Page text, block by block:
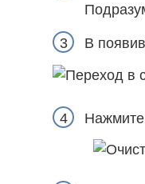
В
Нажмите